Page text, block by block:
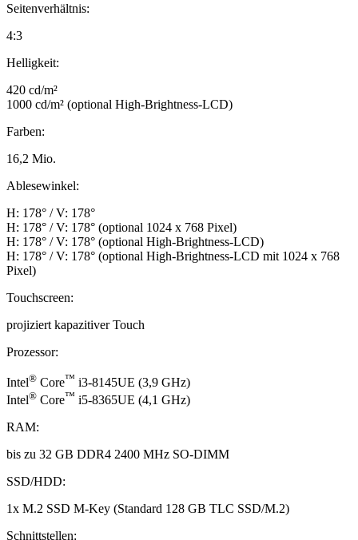
Seitenverhältnis:
4:3
Helligkeit:
420 cd/m²
1000 cd/m² (optional High-Brightness-LCD)
Farben:
16,2 Mio.
Ablesewinkel:
H: 178° / V: 178°
H: 178° / V: 178° (optional 1024 x 768 Pixel)
H: 178° / V: 178° (optional High-Brightness-LCD)
H: 178° / V: 178° (optional High-Brightness-LCD mit 1024 x 768
Pixel)
Touchscreen:
projiziert kapazitiver Touch
Prozessor:
Intel® Core™ i3-8145UE (3,9 GHz)
Intel® Core™ i5-8365UE (4,1 GHz)
RAM:
bis zu 32 GB DDR4 2400 MHz SO-DIMM
SSD/HDD:
1x M.2 SSD M-Key (Standard 128 GB TLC SSD/M.2)
Schnittstellen: